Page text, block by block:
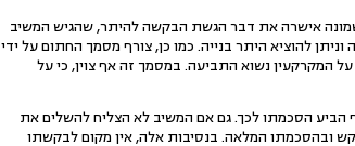
לתכנון ובנייה קריית שמונה אישרה את דבר הגשת הבקשה להיתר, שהגיש המשיב
להוציא היתר בנייה. כמו כן, צורף מסמך החתום על ידי
על המקרקעין נשוא התביעה. במסמך זה אף צוין, כי על
הביע הסכמתו לכך. גם אם המשיב לא הצליח להשלים את
ובהסכמתו המלאה. בנסיבות אלה, אין מקום לבקשתו